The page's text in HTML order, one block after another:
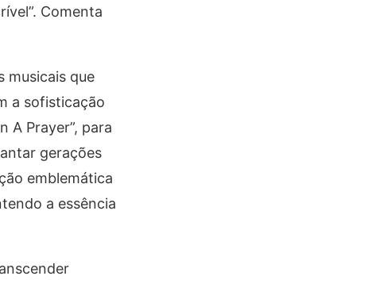
Comenta
musicais que
a sofisticação
A Prayer”, para
gerações
emblemática
a essência